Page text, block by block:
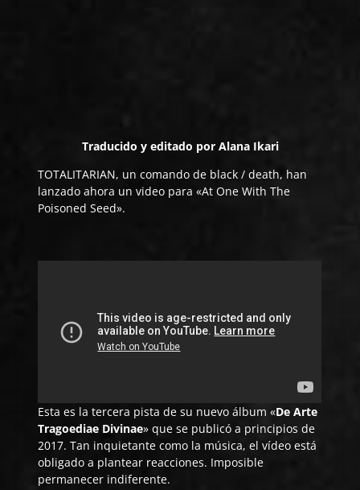
Traducido y editado por Alana Ikari
TOTALITARIAN, un comando de black / death, han
lanzado ahora un video para «At One With The
Poisoned Seed».
Esta es la tercera pista de su nuevo álbum «De Arte
Tragoediae Divinae» que se publicó a principios de
2017. Tan inquietante como la música, el vídeo está
obligado a plantear reacciones. Imposible
permanecer indiferente.